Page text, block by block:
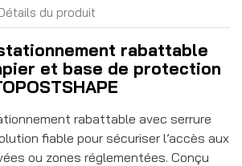
du produit
rabattable
et base de protection
rabattable avec serrure
fiable pour sécuriser l’accès aux
ou zones réglementées. Conçu